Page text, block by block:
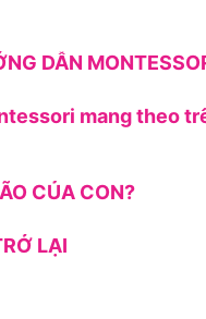
DẪN
mang theo
CỦA CON?
LẠI